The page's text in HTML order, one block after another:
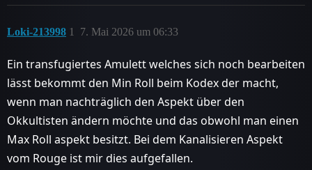
Loki-213998 7. Mai 2026 um 06:33
1
Ein transfugiertes Amulett welches sich noch bearbeiten
lässt bekommt den Min Roll beim Kodex der macht,
wenn man nachträglich den Aspekt über den
Okkultisten ändern möchte und das obwohl man einen
Max Roll aspekt besitzt. Bei dem Kanalisieren Aspekt
vom Rouge ist mir dies aufgefallen.